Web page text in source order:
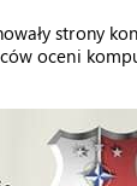
strony
oceni